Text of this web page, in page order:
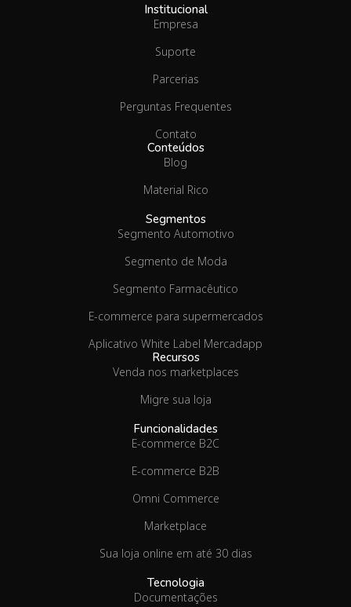
Institucional
Empresa
Suporte
Parcerias
Perguntas Frequentes
Contato
Conteúdos
Blog
Material Rico
Segmentos
Segmento Automotivo
Segmento de Moda
Segmento Farmacêutico
E-commerce para supermercados
Aplicativo White Label Mercadapp
Recursos
Venda nos marketplaces
Migre sua loja
Funcionalidades
E-commerce B2C
E-commerce B2B
Omni Commerce
Marketplace
Sua loja online em até 30 dias
Tecnologia
Documentações